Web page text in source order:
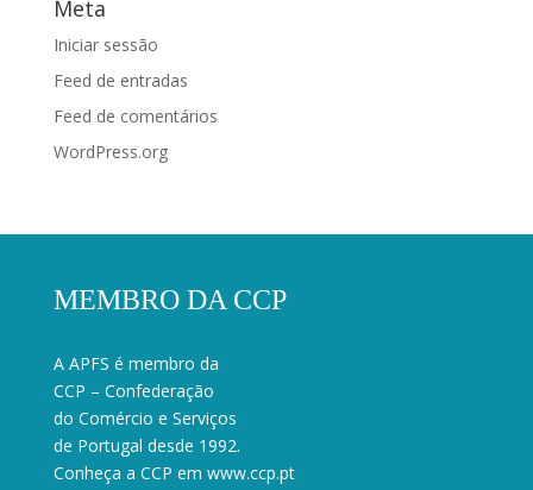
Meta
Iniciar sessão
Feed de entradas
Feed de comentários
WordPress.org
MEMBRO DA CCP
A APFS é membro da
CCP – Confederação
do Comércio e Serviços
de Portugal desde 1992.
Conheça a CCP em www.ccp.pt